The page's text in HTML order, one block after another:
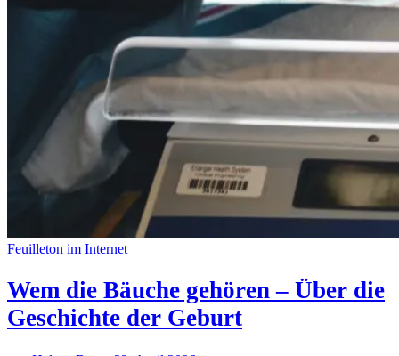
Feuilleton im Internet
Wem die Bäuche gehören – Über die
Geschichte der Geburt